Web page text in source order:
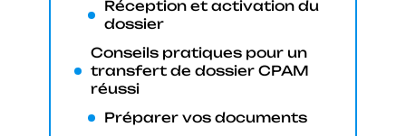
Réception et activation du
dossier
Conseils pratiques pour un
transfert de dossier CPAM
réussi
Préparer vos documents